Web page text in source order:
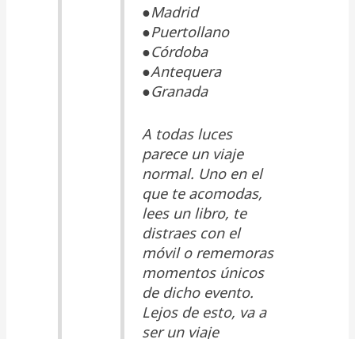
●Madrid
●Puertollano
●Córdoba
●Antequera
●Granada
A todas luces
parece un viaje
normal. Uno en el
que te acomodas,
lees un libro, te
distraes con el
móvil o rememoras
momentos únicos
de dicho evento.
Lejos de esto, va a
ser un viaje